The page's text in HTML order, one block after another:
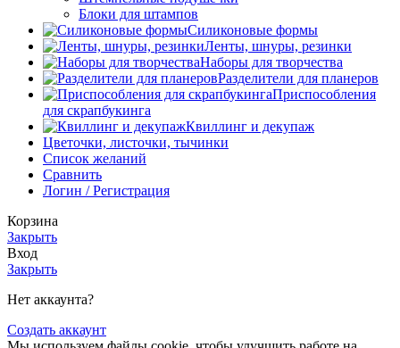
Блоки для штампов
Силиконовые формы
Ленты, шнуры, резинки
Наборы для творчества
Разделители для планеров
Приспособления
для скрапбукинга
Квиллинг и декупаж
Цветочки, листочки, тычинки
Список желаний
Сравнить
Логин / Регистрация
Корзина
Закрыть
Вход
Закрыть
Нет аккаунта?
Создать аккаунт